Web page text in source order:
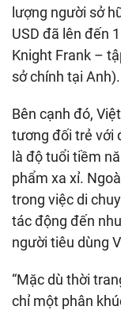
lượng người sở
USD đã lên đến
Knight Frank –
sở chính tại Anh).
Bên cạnh đó,
tương đối trẻ với
là độ tuổi tiềm
phẩm xa xỉ.
trong việc di
tác động đến
người tiêu dùng
“Mặc dù thời
chỉ một phân